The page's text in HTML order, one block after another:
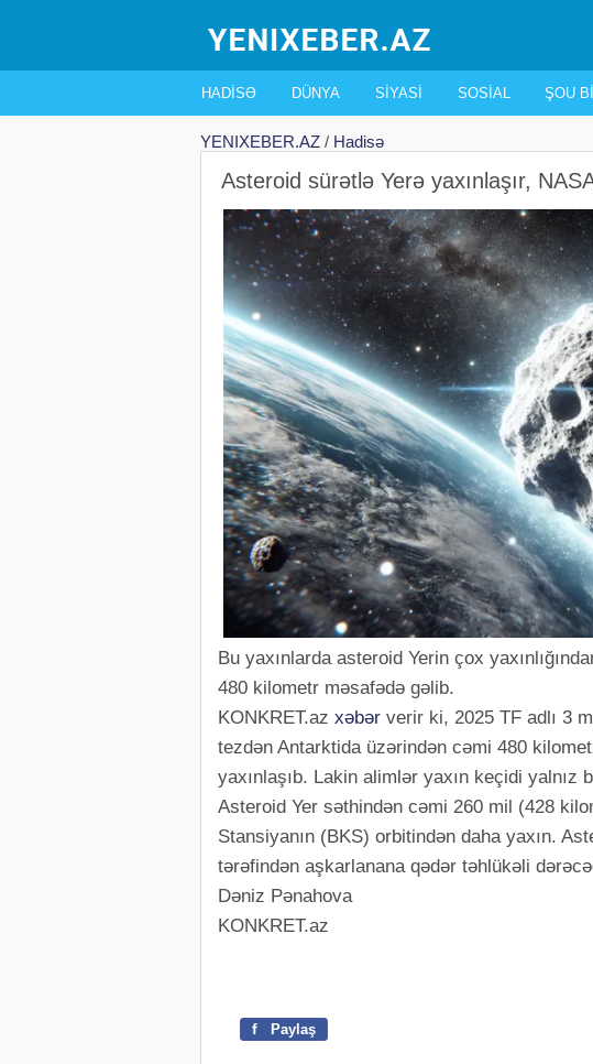
HADISƏ DÜNYA SIYASI SOSIAL ŞOU
YENIXEBER.AZ / Hadisə
Asteroid sürətlə Yerə yaxınlaşır,
Bu yaxınlarda asteroid Yerin çox
480 kilometr məsafədə gəlib.
KONKRET.az xəbər verir ki, 2025 TF adlı 3
tezdən Antarktida üzərindən cəmi 480
yaxınlaşıb. Lakin alimlər yaxın keçidi yalnız
Asteroid Yer səthindən cəmi 260 mil (428
Stansiyanın (BKS) orbitindən daha yaxın.
tərəfindən aşkarlanana qədər təhlükəli
Dəniz Pənahova
KONKRET.az
f Paylaş